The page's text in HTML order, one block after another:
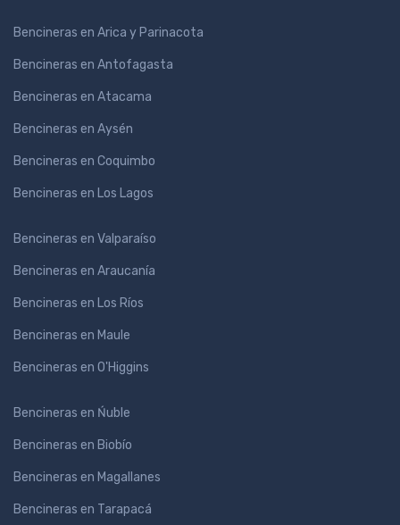
Bencineras en Arica y Parinacota
Bencineras en Antofagasta
Bencineras en Atacama
Bencineras en Aysén
Bencineras en Coquimbo
Bencineras en Los Lagos
Bencineras en Valparaíso
Bencineras en Araucanía
Bencineras en Los Ríos
Bencineras en Maule
Bencineras en O'Higgins
Bencineras en Ńuble
Bencineras en Biobío
Bencineras en Magallanes
Bencineras en Tarapacá